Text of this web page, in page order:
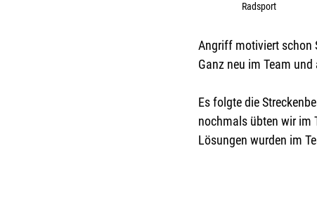
Radsport
Angriff motiviert schon
Ganz neu im Team
Es folgte die
nochmals übten wir im
Lösungen wurden im